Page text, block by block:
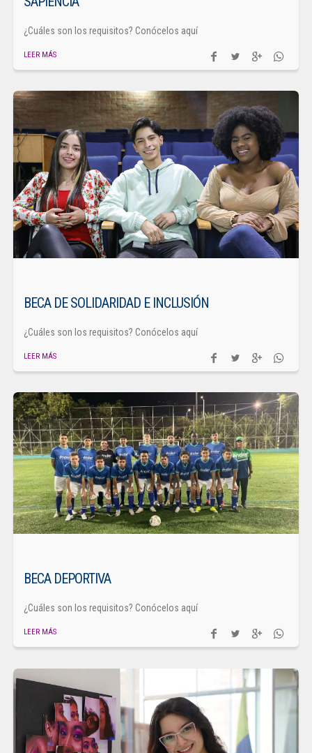
¿Cuáles son los requisitos? Conócelos aquí
LEER MÁS
BECA DE SOLIDARIDAD E INCLUSIÓN
¿Cuáles son los requisitos? Conócelos aquí
LEER MÁS
BECA DEPORTIVA
¿Cuáles son los requisitos? Conócelos aquí
LEER MÁS